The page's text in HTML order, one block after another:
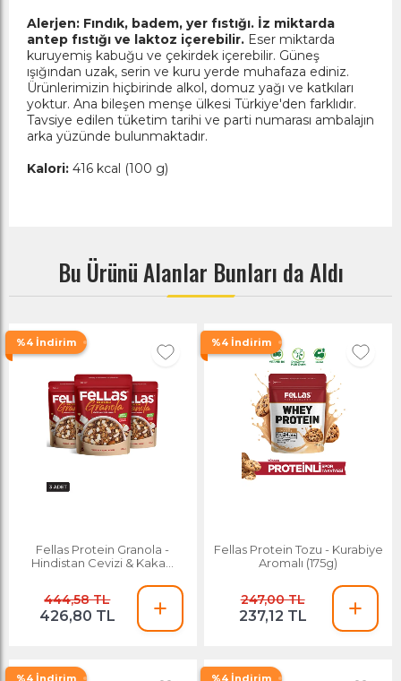
Alerjen: Fındık, badem, yer fıstığı. İz miktarda
antep fıstığı ve laktoz içerebilir. Eser miktarda
kuruyemiş kabuğu ve çekirdek içerebilir. Güneş
ışığından uzak, serin ve kuru yerde muhafaza ediniz.
Ürünlerimizin hiçbirinde alkol, domuz yağı ve katkıları
yoktur. Ana bileşen menşe ülkesi Türkiye'den farklıdır.
Tavsiye edilen tüketim tarihi ve parti numarası ambalajın
arka yüzünde bulunmaktadır.
Kalori: 416 kcal (100 g)
Bu Ürünü Alanlar Bunları da Aldı
%4 İndirim
Fellas Protein Granola -
Hindistan Cevizi & Kakao
444,58 TL
426,80 TL
%4 İndirim
Fellas Protein Tozu - Kurabiye
Aromalı (175g)
247,00 TL
237,12 TL
%4 İndirim %4 İndirim